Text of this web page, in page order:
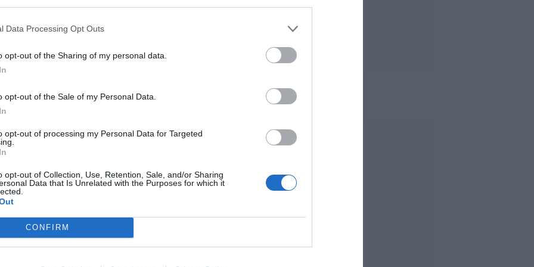
Data Processing Opt Outs
opt-out of the Sharing of my personal data.
opt-out of the Sale of my Personal Data.
opt-out of processing my Personal Data for Targeted
opt-out of Collection, Use, Retention, Sale, and/or Sharing
Data that Is Unrelated with the Purposes for which it
CONFIRM
Local de Valencia no tiene
o manifestación no autorizada, y
de otras manifestaciones que la
a"ponerse al frente de esta situación"
los manifestantes cumplan con su objetivo
normalidad.
se han puesto en contacto esta
elArzobispado, y que el Ayuntamiento se
negociaciones"
del tapiz en la fachada de la Basílica
normalidad y que el jueves no hay previsto
que hay tiempo para abordar la
LO MÁS LEÍDO